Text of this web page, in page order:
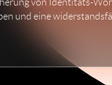
von Identitäts-
und eine